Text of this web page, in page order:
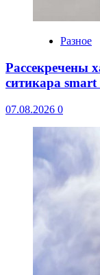
Разное
Рассекречены
ситикара smart
07.08.2026 0